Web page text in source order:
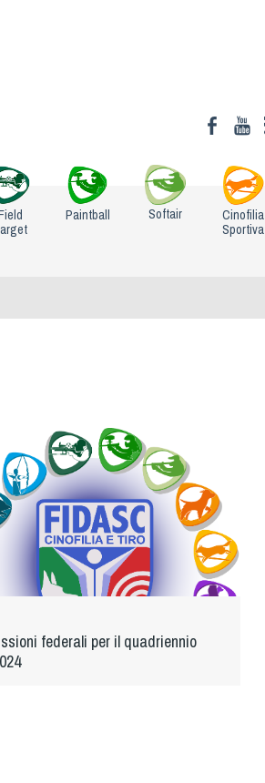
Paintball Softair
Cinofilia
Sportiva
federali per il quadriennio